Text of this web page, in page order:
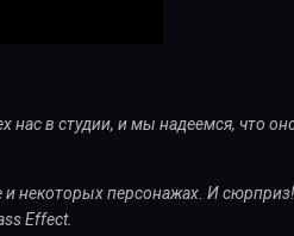
нас в студии, и мы надеемся, что
некоторых персонажах. И сюрприз!
Effect.